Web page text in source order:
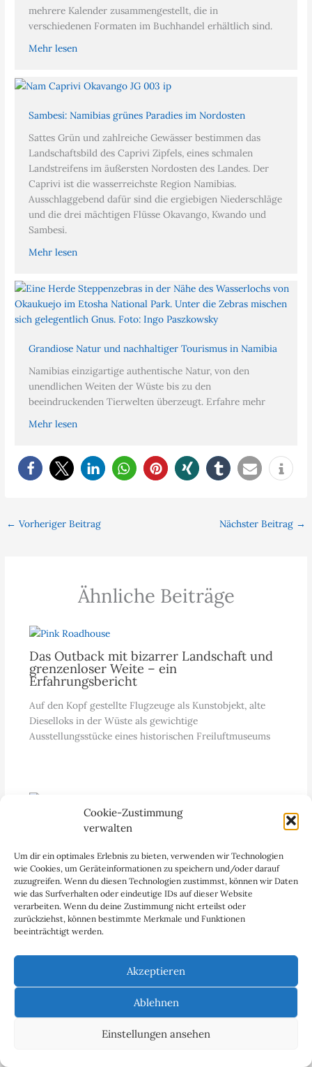
Cookie-Zustimmung
verwalten
Um dir ein optimales Erlebnis zu bieten, verwenden wir Technologien
wie Cookies, um Geräteinformationen zu speichern und/oder darauf
zuzugreifen. Wenn du diesen Technologien zustimmst, können wir Daten
wie das Surfverhalten oder eindeutige IDs auf dieser Website
verarbeiten. Wenn du deine Zustimmung nicht erteilst oder
zurückziehst, können bestimmte Merkmale und Funktionen
beeinträchtigt werden.
Akzeptieren
Ablehnen
Einstellungen ansehen
mehrere Kalender zusammengestellt, die in
verschiedenen Formaten im Buchhandel erhältlich sind.
Mehr lesen
Sambesi: Namibias grünes Paradies im Nordosten
Sattes Grün und zahlreiche Gewässer bestimmen das
Landschaftsbild des Caprivi Zipfels, eines schmalen
Landstreifens im äußersten Nordosten des Landes. Der
Caprivi ist die wasserreichste Region Namibias.
Ausschlaggebend dafür sind die ergiebigen Niederschläge
und die drei mächtigen Flüsse Okavango, Kwando und
Sambesi.
Mehr lesen
Grandiose Natur und nachhaltiger Tourismus in Namibia
Namibias einzigartige authentische Natur, von den
unendlichen Weiten der Wüste bis zu den
beeindruckenden Tierwelten überzeugt. Erfahre mehr
Mehr lesen
← Vorheriger Beitrag Nächster Beitrag →
Ähnliche Beiträge
Das Outback mit bizarrer Landschaft und
grenzenloser Weite – ein
Erfahrungsbericht
Auf den Kopf gestellte Flugzeuge als Kunstobjekt, alte
Dieselloks in der Wüste als gewichtige
Ausstellungsstücke eines historischen Freiluftmuseums
Australiens Outback: (Fast) alles dreht sich
in Coober Pedy um Opale und Bier – ein
Erfahrungsbericht
Das Wüstennest Coober Pedy liegt mitten im
australischen Outback und ist die Opalhauptstadt der
Welt. Rund 90 Prozent der gesamten Opalproduktion
weltweit sollen hier herkommen.
Namibia: Robbenreservat Kreuzkap mit
unzähligen Ohrenrobben – ein